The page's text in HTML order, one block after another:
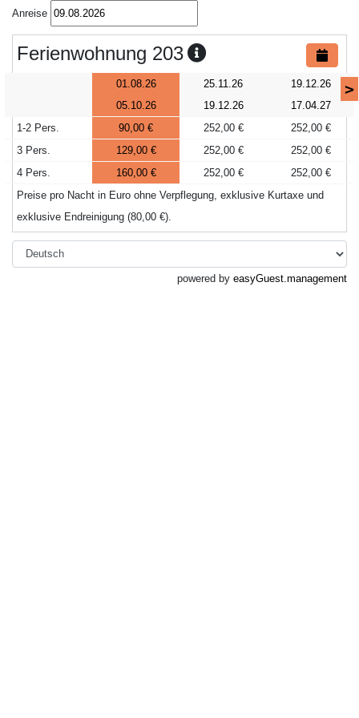
Anreise
Ferienwohnung 203
>
01.08.26
05.10.26
25.11.26
19.12.26
19.12.26
17.04.27
1-2 Pers.
90,00 € 252,00 €
252,00 €
3 Pers.
129,00 € 252,00 €
252,00 €
4 Pers.
160,00 € 252,00 €
252,00 €
Preise pro Nacht in Euro ohne Verpflegung, exklusive Kurtaxe und
exklusive Endreinigung (80,00 €).
powered by easyGuest.management